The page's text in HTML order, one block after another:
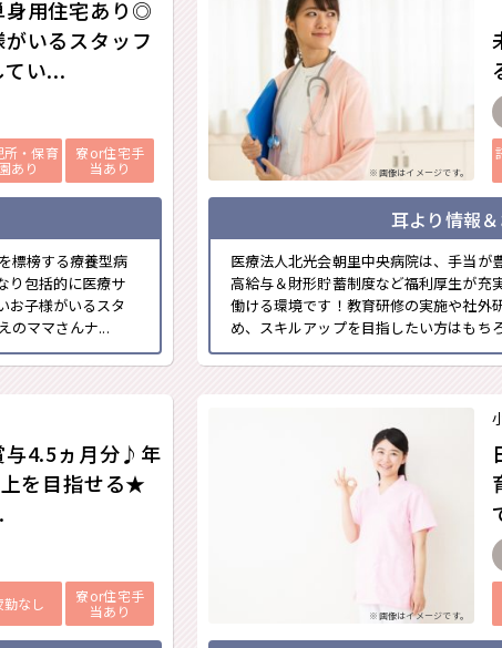
身用住宅あり◎
いるスタッフ
い...
所・保育
園あり
寮or住宅手
当あり
標榜する療養型病
り包括的に医療サ
お子様がいるスタ
のママさんナ...
※画像はイメージです。
耳より情報
医療法人北光会朝里中央病院は、手当が
高給与＆財形貯蓄制度など福利厚生が充
働ける環境です！教育研修の実施や社外
め、スキルアップを目指したい方はもち
与4.5ヵ月分♪年
を目指せる★
勤なし
寮or住宅手
当あり
※画像はイメージです。